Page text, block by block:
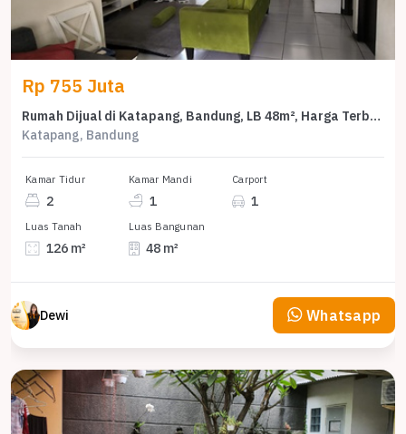
Rp 755 Juta
Rumah Dijual di Katapang, Bandung, LB 48m², Harga Terbaik!
Katapang, Bandung
Kamar Tidur
2
Kamar Mandi
1
Carport
1
Luas Tanah
126 m²
Luas Bangunan
48 m²
Dewi Whatsapp